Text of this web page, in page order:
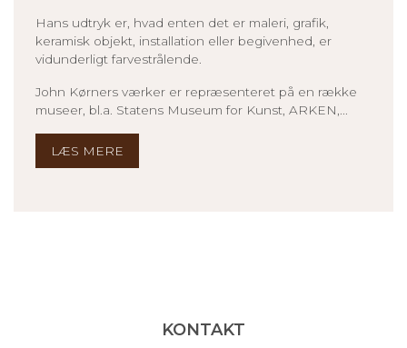
Hans udtryk er, hvad enten det er maleri, grafik,
keramisk objekt, installation eller begivenhed, er
vidunderligt farvestrålende.
John Kørners værker er repræsenteret på en række
museer, bl.a. Statens Museum for Kunst, ARKEN,...
LÆS MERE
KONTAKT